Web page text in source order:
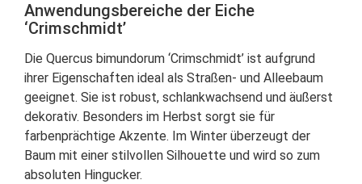
Anwendungsbereiche der Eiche
‘Crimschmidt’
Die Quercus bimundorum ‘Crimschmidt’ ist aufgrund
ihrer Eigenschaften ideal als Straßen- und Alleebaum
geeignet. Sie ist robust, schlankwachsend und äußerst
dekorativ. Besonders im Herbst sorgt sie für
farbenprächtige Akzente. Im Winter überzeugt der
Baum mit einer stilvollen Silhouette und wird so zum
absoluten Hingucker.